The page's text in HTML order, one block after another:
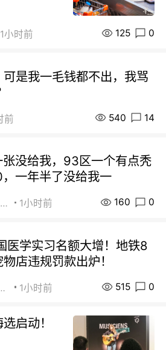
1小时前 125 0
是我一毛钱都不出，我骂
前 540 14
没给我，93区一个有点秃
一年半了没给我一
街友42612092 1小时前 160 0
医学实习名额大增！地铁8
店违规罚款出炉！
2015 1小时前 515 0
启动！